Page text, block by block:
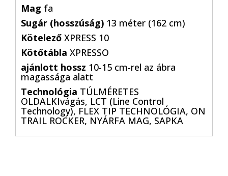
Mag fa
Sugár (hosszúság) 13 méter (162 cm)
Kötelező XPRESS 10
Kötőtábla XPRESSO
ajánlott hossz 10-15 cm-rel az ábra
magassága alatt
Technológia TÚLMÉRETES
OLDALKIvágás, LCT (Line Control
Technology), FLEX TIP TECHNOLÓGIA, ON
TRAIL ROCKER, NYÁRFA MAG, SAPKA